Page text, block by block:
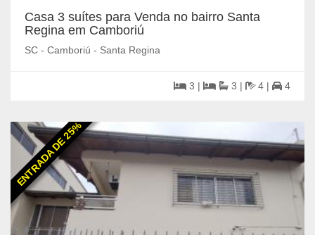
Casa 3 suítes para Venda no bairro Santa
Regina em Camboriú
SC - Camboriú - Santa Regina
3 | 3 | 4 | 4
ENTRADA DE 25%